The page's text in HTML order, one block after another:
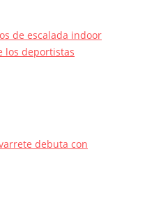
de escalada indoor
los deportistas
debuta con